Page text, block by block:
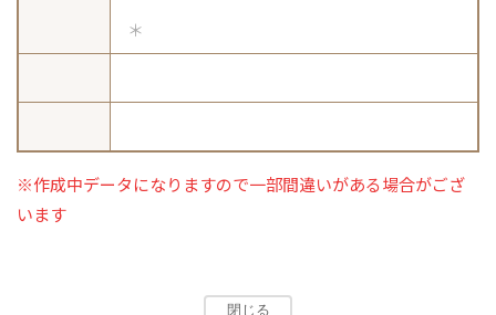
※作成中データになりますので一部間違いがある場合がござ
います